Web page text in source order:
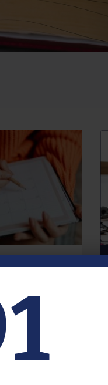
agosto a